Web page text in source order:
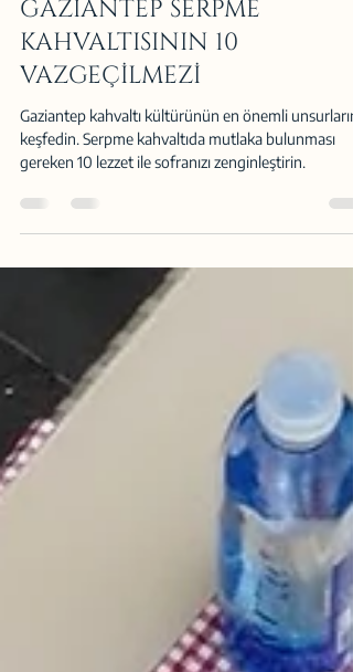
THE AYINTAB
3 Eyl 2025
2 dakikada okunur
GAZİANTEP SERPME
KAHVALTISININ 10
VAZGEÇİLMEZİ
Gaziantep kahvaltı kültürünün en önemli unsurlarını
keşfedin. Serpme kahvaltıda mutlaka bulunması